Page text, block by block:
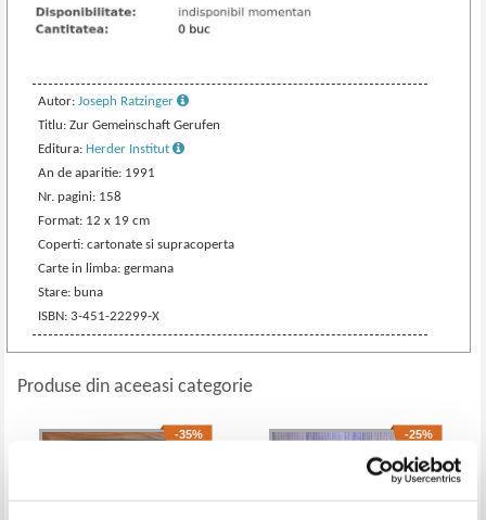
Autor: Joseph Ratzinger
Titlu: Zur Gemeinschaft Gerufen
Editura: Herder Institut
An de aparitie: 1991
Nr. pagini: 158
Format: 12 x 19 cm
Coperti: cartonate si supracoperta
Carte in limba: germana
Stare: buna
ISBN: 3-451-22299-X
Produse din aceeasi categorie
-35% -25%